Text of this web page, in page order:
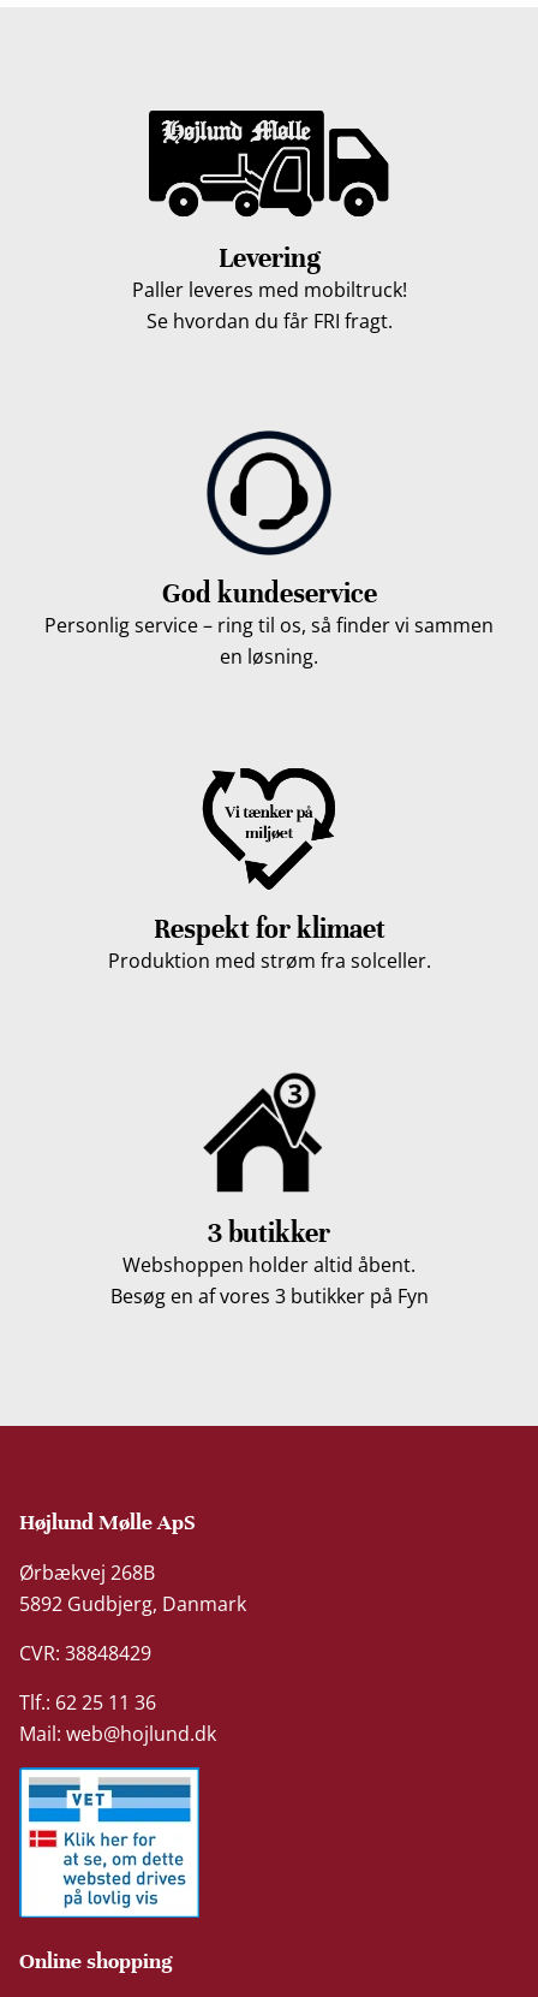
Levering
Paller leveres med mobiltruck!
Se hvordan du får FRI fragt.
God kundeservice
Personlig service – ring til os, så finder vi sammen
en løsning.
Respekt for klimaet
Produktion med strøm fra solceller.
3 butikker
Webshoppen holder altid åbent.
Besøg en af vores 3 butikker på Fyn
Højlund Mølle ApS
Ørbækvej 268B
5892 Gudbjerg, Danmark
CVR: 38848429
Tlf.: 62 25 11 36
Mail:web@hojlund.dk
Online shopping